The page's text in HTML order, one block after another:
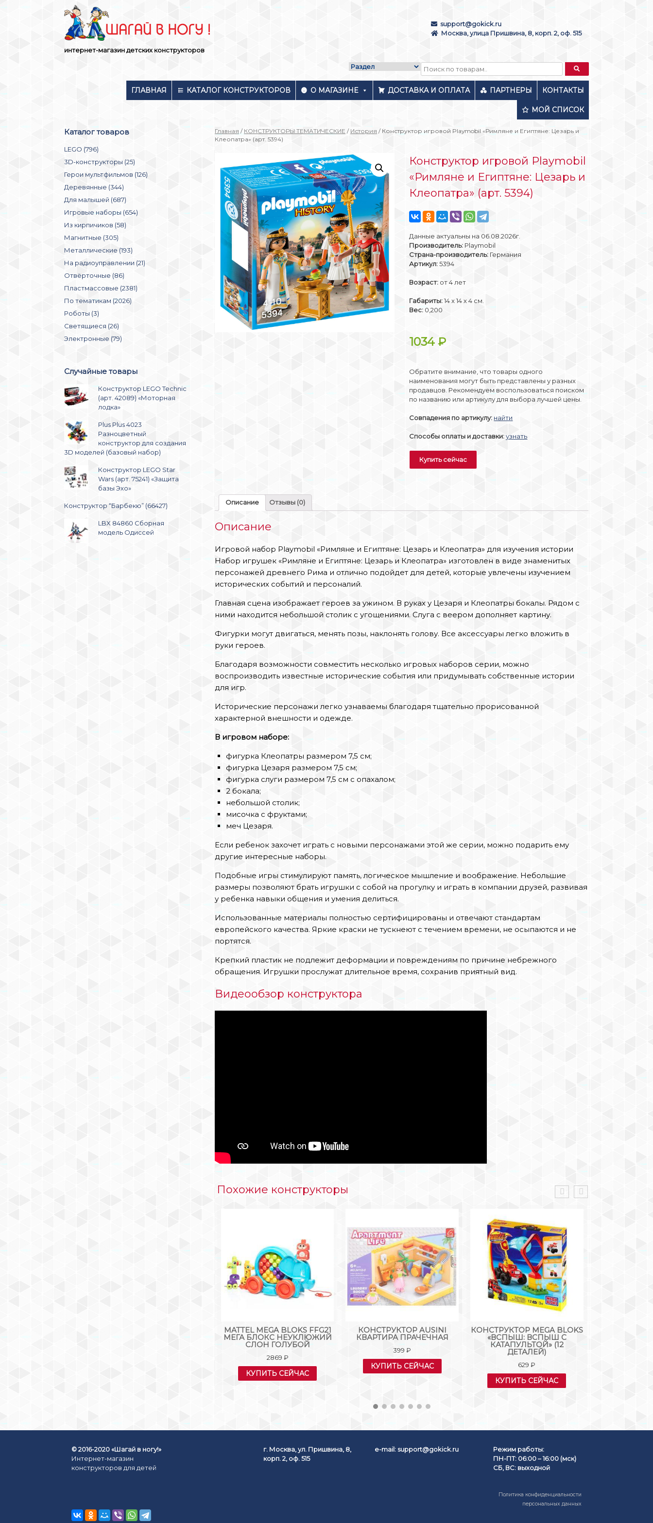
интернет-магазин детских конструкторов
support@gokick.ru
Москва, улица Пришвина, 8, корп. 2, оф. 515
ГЛАВНАЯ КАТАЛОГ КОНСТРУКТОРОВ О МАГАЗИНЕ ДОСТАВКА И ОПЛАТА ПАРТНЕРЫ КОНТАКТЫ
МОЙ СПИСОК
Главная / КОНСТРУКТОРЫ ТЕМАТИЧЕСКИЕ / История / Конструктор игровой Playmobil «Римляне и Египтяне: Цезарь и
Клеопатра» (арт. 5394)
Конструктор игровой Playmobil
«Римляне и Египтяне: Цезарь и
Клеопатра» (арт. 5394)
Данные актуальны на 06.08.2026г.
Производитель: Playmobil
Страна-производитель: Германия
Артикул:5394
Возраст: от 4 лет
Габариты:14 х 14 х 4 см.
Вес: 0,200
1034₽
Обратите внимание, что товары одного
наименования могут быть представлены у разных
продавцов. Рекомендуем воспользоваться поиском
по названию или артикулу для выбора лучшей цены.
Совпадения по артикулу: найти
Способы оплаты и доставки: узнать
Купить сейчас
Описание Отзывы (0)
Описание
Игровой набор Playmobil «Римляне и Египтяне: Цезарь и Клеопатра» для изучения истории
Набор игрушек «Римляне и Египтяне: Цезарь и Клеопатра» изготовлен в виде знаменитых
персонажей древнего Рима и отлично подойдет для детей, которые увлечены изучением
исторических событий и персоналий.
Главная сцена изображает героев за ужином. В руках у Цезаря и Клеопатры бокалы. Рядом с
ними находится небольшой столик с угощениями. Слуга с веером дополняет картину.
Фигурки могут двигаться, менять позы, наклонять голову. Все аксессуары легко вложить в
руки героев.
Благодаря возможности совместить несколько игровых наборов серии, можно
воспроизводить известные исторические события или придумывать собственные истории
для игр.
Исторические персонажи легко узнаваемы благодаря тщательно прорисованной
характерной внешности и одежде.
В игровом наборе:
фигурка Клеопатры размером 7,5 см;
фигурка Цезаря размером 7,5 см;
фигурка слуги размером 7,5 см с опахалом;
2 бокала;
небольшой столик;
мисочка с фруктами;
меч Цезаря.
Если ребенок захочет играть с новыми персонажами этой же серии, можно подарить ему
другие интересные наборы.
Подобные игры стимулируют память, логическое мышление и воображение. Небольшие
размеры позволяют брать игрушки с собой на прогулку и играть в компании друзей, развивая
у ребенка навыки общения и умения делиться.
Использованные материалы полностью сертифицированы и отвечают стандартам
европейского качества. Яркие краски не тускнеют с течением времени, не осыпаются и не
портятся.
Крепкий пластик не подлежит деформации и повреждениям по причине небрежного
обращения. Игрушки прослужат длительное время, сохранив приятный вид.
Видеообзор конструктора
Похожие конструкторы
MATTEL MEGA BLOKS FFG21
МЕГА БЛОКС НЕУКЛЮЖИЙ
СЛОН ГОЛУБОЙ
2869 ₽
КУПИТЬ СЕЙЧАС
КОНСТРУКТОР AUSINI
КВАРТИРА ПРАЧЕЧНАЯ
399₽
КУПИТЬ СЕЙЧАС
КОНСТРУКТОР MEGA BLOKS
«ВСПЫШ: ВСПЫШ С
КАТАПУЛЬТОЙ» (12
ДЕТАЛЕЙ)
629₽
КУПИТЬ СЕЙЧАС
Каталог товаров
LEGO (796)
3D-конструкторы (25)
Герои мультфильмов (126)
Деревянные (344)
Для малышей (687)
Игровые наборы (654)
Из кирпичиков (58)
Магнитные (305)
Металлические (193)
На радиоуправлении (21)
Отвёрточные (86)
Пластмассовые (2381)
По тематикам (2026)
Роботы (3)
Светящиеся (26)
Электронные (79)
Случайные товары
Конструктор LEGO Technic
(арт. 42089) «Моторная
лодка»
Plus Plus 4023
Разноцветный
конструктор для создания
3D моделей (базовый набор)
Конструктор LEGO Star
Wars (арт. 75241) «Защита
базы Эхо»
Конструктор “Барбекю” (66427)
LBX 84860 Сборная
модель Одиссей
© 2016-2020 «Шагай в ногу!»
Интернет-магазин
конструкторов для детей
г. Москва, ул. Пришвина, 8,
корп. 2, оф. 515
e-mail: support@gokick.ru
Режим работы:
ПН-ПТ: 06:00 – 16:00 (мск)
СБ, ВС: выходной
Политика конфиденциальности
персональных данных